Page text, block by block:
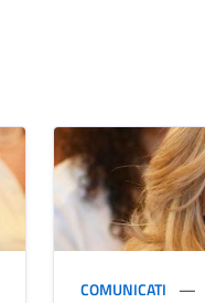
COMUNICATI